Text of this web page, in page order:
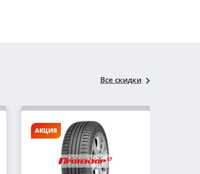
Все скидки
АКЦИЯ